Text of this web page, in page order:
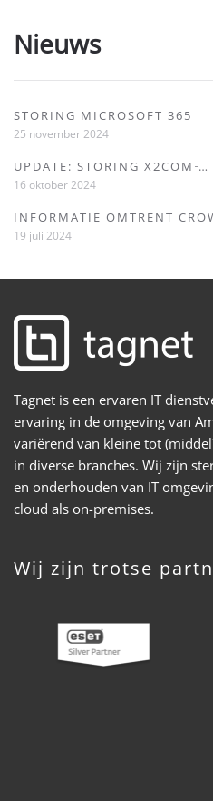
Nieuws
STORING MICROSOFT 365
25 november 2024
UPDATE: STORING X2COM ̵…
16 oktober 2024
INFORMATIE OMTRENT
19 juli 2024
Tagnet is een ervaren IT
ervaring in de omgeving van
variërend van kleine tot
in diverse branches. Wij zijn
en onderhouden van IT
cloud als on-premises.
Wij zijn trotse